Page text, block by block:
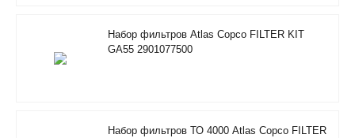
Набор фильтров Atlas Copco FILTER KIT
GA55 2901077500
Набор фильтров ТО 4000 Atlas Copco FILTER